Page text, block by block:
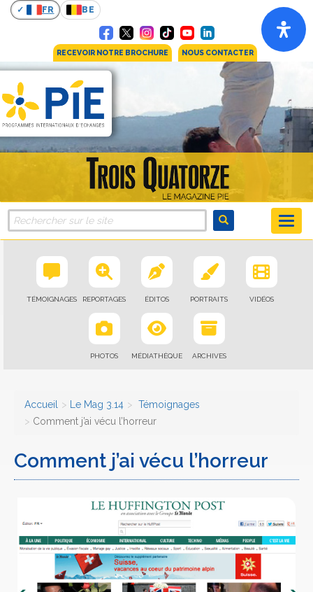
FR BE
RECEVOIR NOTRE BROCHURE NOUS CONTACTER
TÉMOIGNAGES REPORTAGES ÉDITOS PORTRAITS VIDÉOS
PHOTOS MÉDIATHÈQUE ARCHIVES
Accueil Le Mag 3.14
Témoignages
Comment j’ai vécu l’horreur
Comment j’ai vécu l’horreur